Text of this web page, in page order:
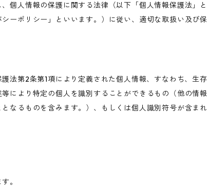
個人情報の保護に関する法律（以下「個人情報保護法」
ーポリシー」といいます。）に従い、適切な取扱い及び保
法第2条第1項により定義された個人情報、すなわち、生
により特定の個人を識別することができるもの（他の情
なるものを含みます。）、もしくは個人識別符号が含ま
。